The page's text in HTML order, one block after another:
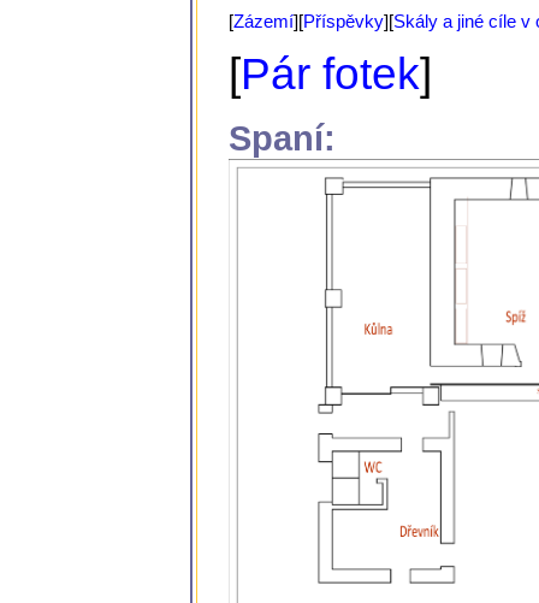
[Zázemí][Přís­pěvky][Skály a jiné cíle v
[Pár fotek]
Spaní: